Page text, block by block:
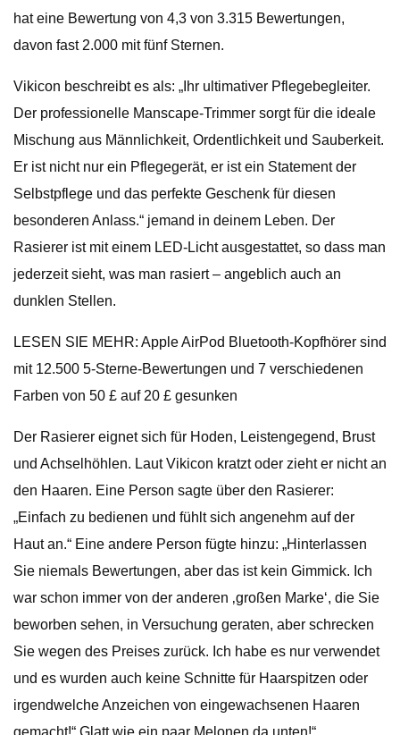
hat eine Bewertung von 4,3 von 3.315 Bewertungen,
davon fast 2.000 mit fünf Sternen.
Vikicon beschreibt es als: „Ihr ultimativer Pflegebegleiter.
Der professionelle Manscape-Trimmer sorgt für die ideale
Mischung aus Männlichkeit, Ordentlichkeit und Sauberkeit.
Er ist nicht nur ein Pflegegerät, er ist ein Statement der
Selbstpflege und das perfekte Geschenk für diesen
besonderen Anlass.“ jemand in deinem Leben. Der
Rasierer ist mit einem LED-Licht ausgestattet, so dass man
jederzeit sieht, was man rasiert – angeblich auch an
dunklen Stellen.
LESEN SIE MEHR: Apple AirPod Bluetooth-Kopfhörer sind
mit 12.500 5-Sterne-Bewertungen und 7 verschiedenen
Farben von 50 £ auf 20 £ gesunken
Der Rasierer eignet sich für Hoden, Leistengegend, Brust
und Achselhöhlen. Laut Vikicon kratzt oder zieht er nicht an
den Haaren. Eine Person sagte über den Rasierer:
„Einfach zu bedienen und fühlt sich angenehm auf der
Haut an.“ Eine andere Person fügte hinzu: „Hinterlassen
Sie niemals Bewertungen, aber das ist kein Gimmick. Ich
war schon immer von der anderen ‚großen Marke‘, die Sie
beworben sehen, in Versuchung geraten, aber schrecken
Sie wegen des Preises zurück. Ich habe es nur verwendet
und es wurden auch keine Schnitte für Haarspitzen oder
irgendwelche Anzeichen von eingewachsenen Haaren
gemacht!“ Glatt wie ein paar Melonen da unten!“